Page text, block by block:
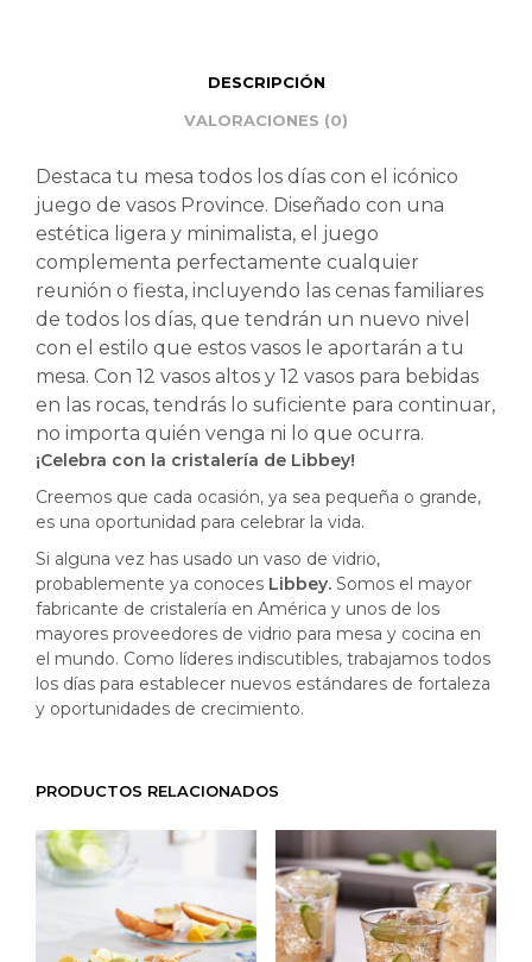
DESCRIPCIÓN
VALORACIONES (0)
Destaca tu mesa todos los días con el icónico
juego de vasos Province. Diseñado con una
estética ligera y minimalista, el juego
complementa perfectamente cualquier
reunión o fiesta, incluyendo las cenas familiares
de todos los días, que tendrán un nuevo nivel
con el estilo que estos vasos le aportarán a tu
mesa. Con 12 vasos altos y 12 vasos para bebidas
en las rocas, tendrás lo suficiente para continuar,
no importa quién venga ni lo que ocurra.
¡Celebra con la cristalería de Libbey!
Creemos que cada ocasión, ya sea pequeña o grande,
es una oportunidad para celebrar la vida.
Si alguna vez has usado un vaso de vidrio,
probablemente ya conoces Libbey. Somos el mayor
fabricante de cristalería en América y unos de los
mayores proveedores de vidrio para mesa y cocina en
el mundo. Como líderes indiscutibles, trabajamos todos
los días para establecer nuevos estándares de fortaleza
y oportunidades de crecimiento.
PRODUCTOS RELACIONADOS